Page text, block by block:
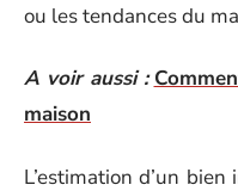
ou les tendances du
A voir aussi :
maison
L’estimation d’un